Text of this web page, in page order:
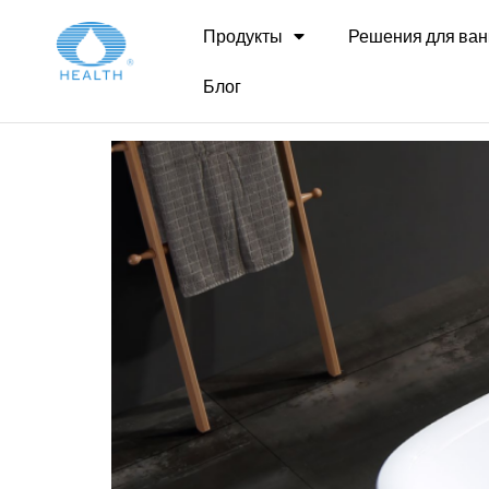
Продукты Решения для
Блог
Архивы:
CC435